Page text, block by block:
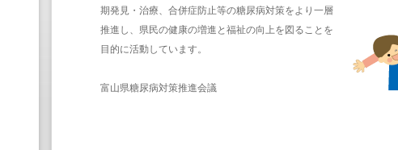
期発見・治療、合併症防止等の糖尿病対策をより一層
推進し、県民の健康の増進と福祉の向上を図ることを
目的に活動しています。
富山県糖尿病対策推進会議